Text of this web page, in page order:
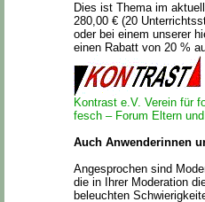
Dies ist Thema im
280,00 € (20
oder bei einem unserer
einen Rabatt von 20 %
Kontrast e.V. Verein für
fesch – Forum Eltern
Auch Anwenderinnen
Angesprochen sind
die in Ihrer Moderation
beleuchten